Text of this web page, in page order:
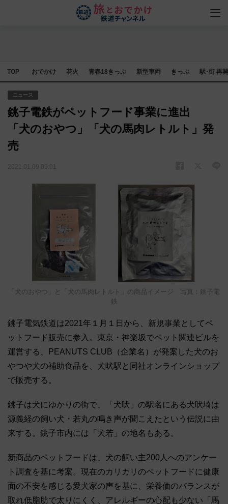
TOP おでかけ 花火 青春18きっぷ 新型車両 きっぷ 駅･街 再
ニュース
銚子電鉄がペットフード事業に進出
「犬のおやつ」「犬の馬肉レトルト」発
売
2021.01.09 09:01
「犬のおやつ」と「犬の馬肉レトルト」の商品イメージ 写真：銚子電
鉄
銚子電気鉄道は2021年１月１日から、新規事業としてペ
ットフード販売に参入。東京・神楽坂でペット関連ビルを
運営する、PEANUTS CLUB（企業名）が発案した犬のお
やつや犬の補助食品を、犬吠駅と同社オンラインショップ
で販売する。
銚子は犬にゆかりの街で、「犬吠」の駅名にある犬吠埼は
源義経の飼い犬・若丸の鳴き声が聞こえたという伝説に由
来する。銚子市内には「犬若」の地名もある。
新商品のペットフードは、犬の飼い主200人へのアンケー
ト調査を基に考案。現在のカリカリのペットフードに健康
面の不安を感じる愛犬家の声を基に、栄養価のバランスが
取れ低脂肪で太りにくく、アレルギーの心配も少ない「馬